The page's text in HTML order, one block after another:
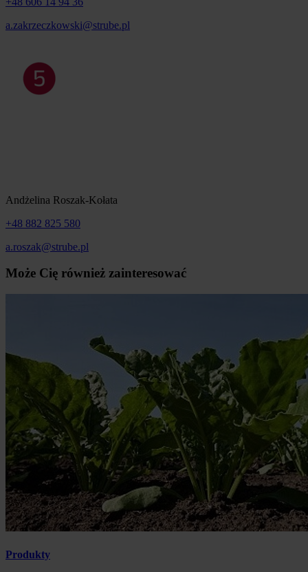
a.zakrzeczkowski@strube.pl
Andżelina Roszak-Kołata
+48 882 825 580
a.roszak@strube.pl
Może Cię również zainteresować
Produkty